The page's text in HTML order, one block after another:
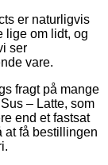
er naturligvis
lige om lidt, og
ser
vare.
fragt på mange
– Latte, som
end et fastsat
at få bestillingen